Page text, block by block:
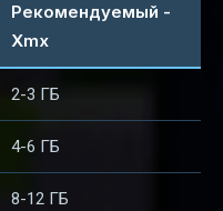
Рекомендуемый -
Xmx
2-3 ГБ
4-6 ГБ
8-12 ГБ